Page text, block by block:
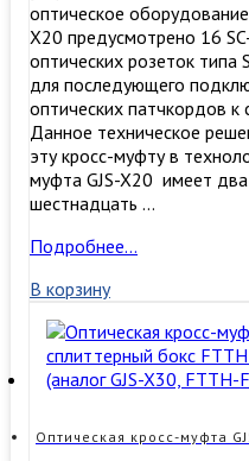
оптическое
X20 предусмотрено 16
оптических розеток типа
для последующего
оптических патчкордов
Данное техническое
эту кросс-муфту в
муфта GJS-X20 имеет
шестнадцать …
Оптическая
муфта
GJS-
X20
Подробнее…
В корзину
Оптическая кросс-муфта